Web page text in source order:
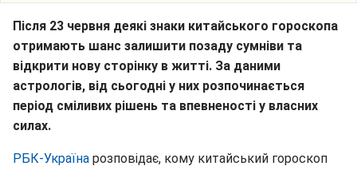
Після 23 червня деякі знаки китайського гороскопа
отримають шанс залишити позаду сумніви та
відкрити нову сторінку в житті. За даними
астрологів, від сьогодні у них розпочинається
період сміливих рішень та впевненості у власних
силах.
РБК-Україна розповідає, кому китайський гороскоп